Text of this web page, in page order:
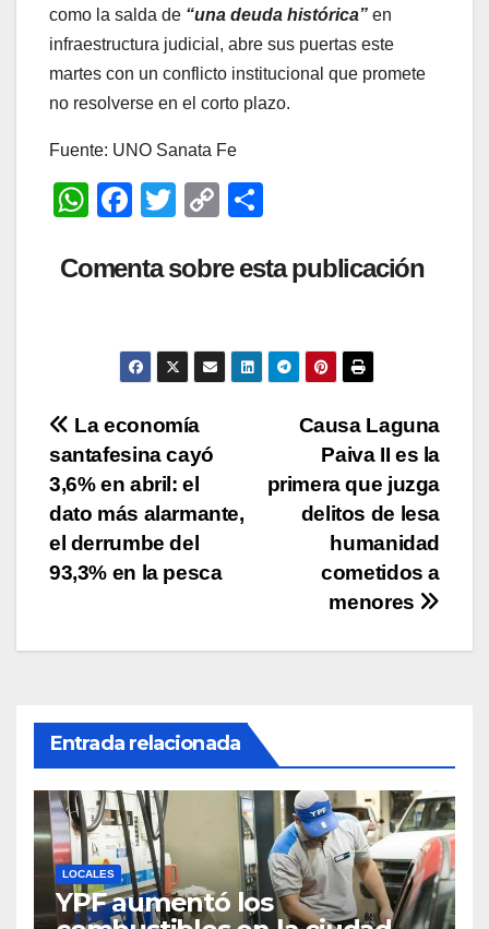
como la salda de “una deuda histórica” en
infraestructura judicial, abre sus puertas este
martes con un conflicto institucional que promete
no resolverse en el corto plazo.
Fuente: UNO Sanata Fe
W
at
F
c
b
o
k
T
tt
C
p
Li
n
m
ar
tir
Comenta sobre esta publicación
Navegación
de
entradas
Causa Laguna
Paiva II es la
primera que juzga
delitos de lesa
humanidad
cometidos a
menores
La economía
santafesina cayó
3,6% en abril: el
dato más alarmante,
el derrumbe del
93,3% en la pesca
Entrada relacionada
LOCALES
YPF aumentó los